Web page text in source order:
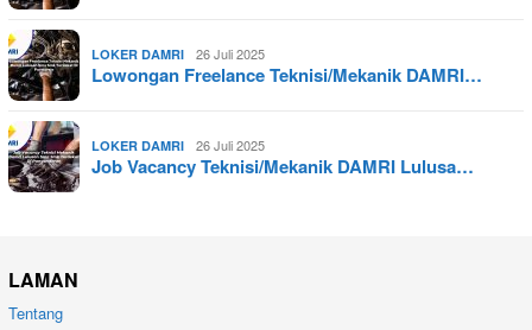
LOKER DAMRI 26 Juli 2025
Lowongan Freelance Teknisi/Mekanik DAMRI…
LOKER DAMRI 26 Juli 2025
Job Vacancy Teknisi/Mekanik DAMRI Lulusa…
LAMAN
Tentang